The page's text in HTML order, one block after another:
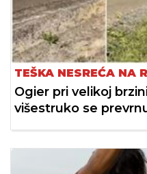
TEŠKA NESREĆA NA
Ogier pri velikoj
višestruko se